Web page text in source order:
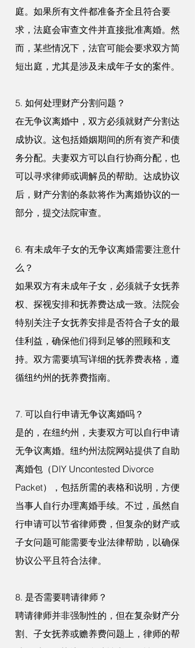
庭。如果所有文件都准备齐全且符合要
求，法庭会审查文件并直接批准离婚。然
而，某些情况下，法官可能会要求双方简
短出庭，尤其是涉及未成年子女的案件。
5. 如何处理财产分割问题？
在无争议离婚中，双方必须就财产分割达
成协议。这包括婚姻期间的所有资产和债
务分配。夫妻双方可以自行协商分配，也
可以寻求律师或调解员的帮助。达成协议
后，财产分割的条款将作为离婚协议的一
部分，提交法院审查。
6. 有未成年子女的无争议离婚需要注意什
么？
如果双方有未成年子女，必须就子女抚养
权、探视安排和抚养费达成一致。法院会
特别关注子女抚养安排是否符合子女的最
佳利益，确保他们得到足够的照顾和支
持。双方需要填写详细的抚养费表格，遵
循纽约州的抚养费指南。
7. 可以自行申请无争议离婚吗？
是的，在纽约州，夫妻双方可以自行申请
无争议离婚。纽约州法院网站提供了自助
离婚包（DIY Uncontested Divorce
Packet），包括所需的表格和说明，方便
当事人自行办理离婚手续。不过，虽然自
行申请可以节省律师费，但复杂的财产或
子女问题可能需要专业法律帮助，以确保
协议公平且符合法律。
8. 是否需要聘请律师？
聘请律师并非强制性的，但在复杂财产分
割、子女抚养或赡养费问题上，律师的帮